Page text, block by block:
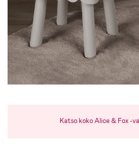
Katso koko Alice & Fox -